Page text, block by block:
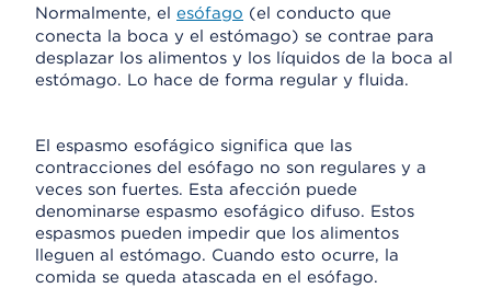
Normalmente, el esófago (el conducto que
conecta la boca y el estómago) se contrae para
desplazar los alimentos y los líquidos de la boca al
estómago. Lo hace de forma regular y fluida.
El espasmo esofágico significa que las
contracciones del esófago no son regulares y a
veces son fuertes. Esta afección puede
denominarse espasmo esofágico difuso. Estos
espasmos pueden impedir que los alimentos
lleguen al estómago. Cuando esto ocurre, la
comida se queda atascada en el esófago.